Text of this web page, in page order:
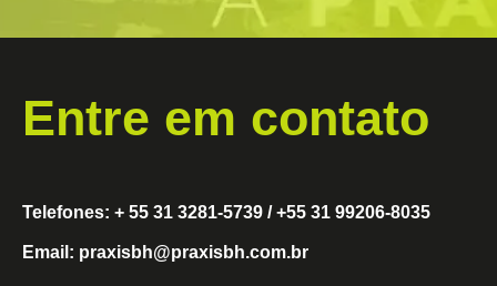
Entre em contato
Telefones: + 55 31 3281-5739 / +55 31 99206-8035
Email: praxisbh@praxisbh.com.br